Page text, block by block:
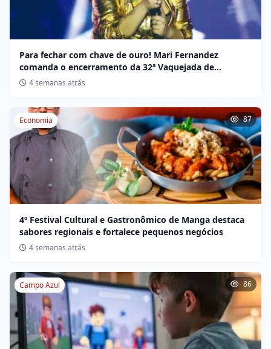
Para fechar com chave de ouro! Mari Fernandez
comanda o encerramento da 32ª Vaquejada de
Miravânia hoje
4 semanas atrás
Economia 87
4º Festival Cultural e Gastronômico de Manga destaca
sabores regionais e fortalece pequenos negócios
4 semanas atrás
Campo Azul 86